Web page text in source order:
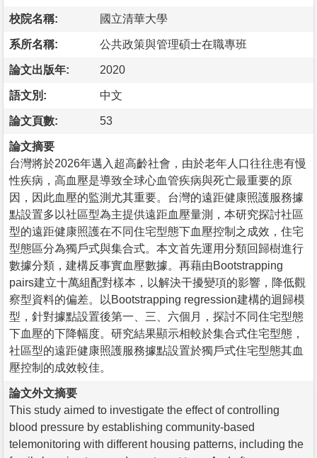
校院名稱: 國立清華大學
系所名稱: 公共政策與管理碩士在職專班
論文出版年: 2020
語文別: 中文
論文頁數: 53
論文摘要
台灣將於2026年邁入超高齡社會，由於老年人口往往患有慢
性疾病，高血壓是導致全球心血管疾病與死亡最重要的原
因，因此血壓的監測尤其重要。台灣的遠距健康照護服務據
點設置多以社區型為主提供遠距血壓量測，本研究探討社區
型的遠距健康照護在不同住宅型態下血壓控制之成效，住宅
型態區分為獨戶式與集合式。本文首先運用分類回歸樹進行
數據分類，建構反事實血壓數據。再藉由Bootstrapping
pairs建立十萬組配對樣本，以解決干擾變項的影響，降低觀
察型資料的偏差。以Bootstrapping regression建構的迴歸模
型，針對據點設置後第一、三、六個月，探討不同住宅型態
下血壓的下降幅度。研究結果顯示相較於集合式住宅型態，
社區型的遠距健康照護服務據點設置於獨戶式住宅型態其血
壓控制的成效較佳。
論文外文摘要
This study aimed to investigate the effect of controlling
blood pressure by establishing community-based
telemonitoring with different housing patterns, including the